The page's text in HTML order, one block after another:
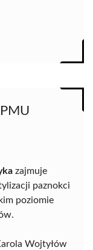
zajmuje
paznokci
poziomie
Wojtyłów